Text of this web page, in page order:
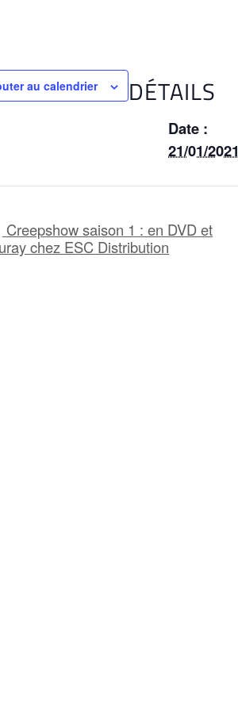
au calendrier DÉTAILS
Date :
21/01/2021
Creepshow saison 1 : en DVD et
chez ESC Distribution